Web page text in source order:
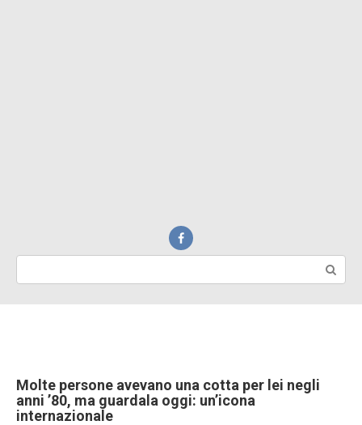
Molte persone avevano una cotta per lei negli
anni ’80, ma guardala oggi: un’icona
internazionale